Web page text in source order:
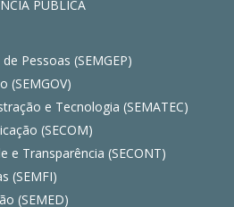
PÚBLICA
Pessoas (SEMGEP)
(SEMGOV)
e Tecnologia (SEMATEC)
(SECOM)
e Transparência (SECONT)
(SEMFI)
(SEMED)